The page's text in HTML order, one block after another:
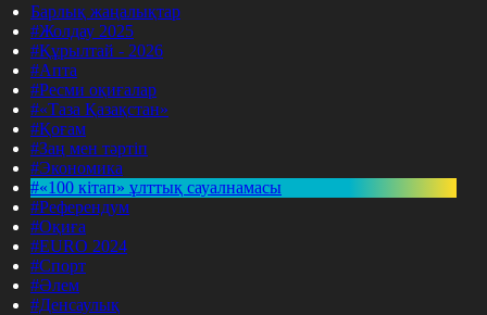
Барлық жаңалықтар
#Жолдау 2025
#Құрылтай - 2026
#Апта
#Ресми оқиғалар
#«Таза Қазақстан»
#Қоғам
#Заң мен тәртіп
#Экономика
#«100 кітап» ұлттық сауалнамасы
#Референдум
#Оқиға
#EURO 2024
#Спорт
#Әлем
#Денсаулық